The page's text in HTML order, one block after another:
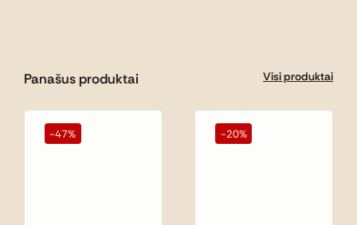
Panašus produktai Visi produktai
-47% -20%